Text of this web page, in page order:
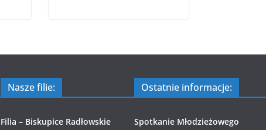
Nasze filie:
Filia – Biskupice Radłowskie
Ostatnie informacje:
Spotkanie Młodzieżowego